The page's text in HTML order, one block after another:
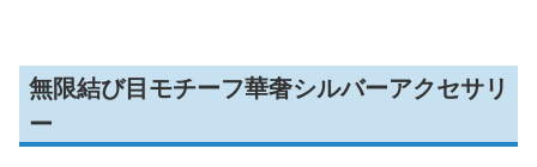
無限結び目モチーフ華奢シルバーアクセサリ
ー